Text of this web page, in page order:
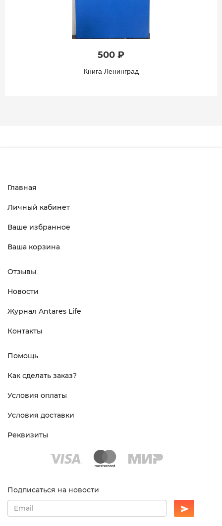
500 ₽
Книга Ленинград
Главная
Личный кабинет
Ваше избранное
Ваша корзина
Отзывы
Новости
Журнал Antares Life
Контакты
Помощь
Как сделать заказ?
Условия оплаты
Условия доставки
Реквизиты
Подписаться на новости